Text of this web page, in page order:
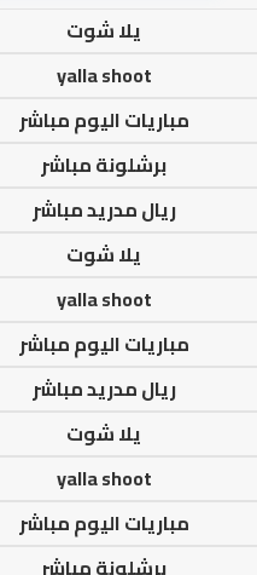
يلا شوت
yalla shoot
مباريات اليوم مباشر
برشلونة مباشر
ريال مدريد مباشر
يلا شوت
yalla shoot
مباريات اليوم مباشر
ريال مدريد مباشر
يلا شوت
yalla shoot
مباريات اليوم مباشر
برشلونة مباشر